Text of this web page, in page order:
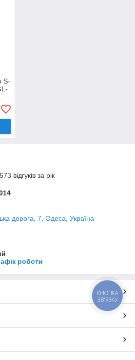
S-
відгуків за рік
дорога, 7, Одеса, Україна
роботи
КНОПКА
ЗВ'ЯЗКУ